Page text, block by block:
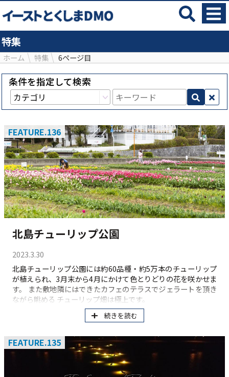
特集
ホーム 特集 6ページ目
条件を指定して検索
FEATURE.136
北島チューリップ公園
2023.3.30
北島チューリップ公園には約60品種・約5万本のチューリップ
が植えられ、3月末から4月にかけて色とりどりの花を咲かせま
す。 また敷地隣にはできたカフェのテラスでジェラートを頂き
ながら眺める チューリップ畑は極上です。
続きを読む
FEATURE.135